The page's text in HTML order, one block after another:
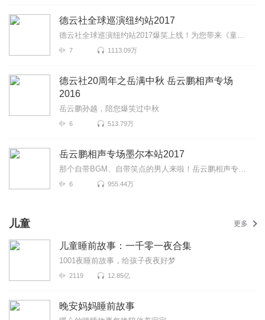
德云社全球巡演纽约站2017
德云社全球巡演纽约站2017爆笑上线！为您带来《童年故事》《富贵有余》《学外语》等高能相声！各种爆笑...
7 1113.09万
德云社20周年之岳满中秋 岳云鹏相声专场
2016
岳云鹏孙越，陪您爆笑过中秋
6 513.79万
岳云鹏相声专场墨尔本站2017
那个自带BGM、自带笑点的男人来啦！岳云鹏相声专场墨尔本站2017爆笑来袭！更有《学歌曲》《对春联》《拴...
6 955.44万
儿童 更多
儿童睡前故事：一千零一夜合集
1001夜睡前故事，给孩子夜夜好梦
2119 12.85亿
晚安妈妈睡前故事